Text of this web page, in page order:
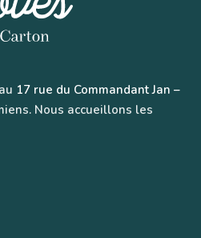
17 rue du Commandant Jan –
Nous accueillons les